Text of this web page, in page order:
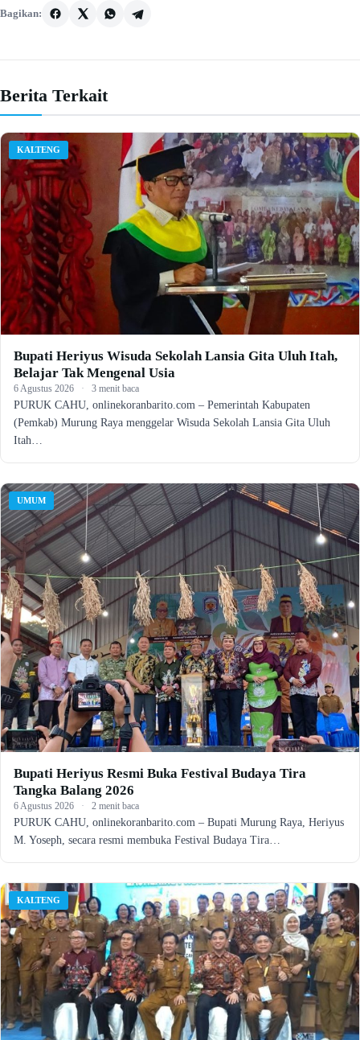
Bagikan:
Berita Terkait
KALTENG
Bupati Heriyus Wisuda Sekolah Lansia Gita Uluh Itah,
Belajar Tak Mengenal Usia
6 Agustus 2026 · 3 menit baca
PURUK CAHU, onlinekoranbarito.com – Pemerintah Kabupaten
(Pemkab) Murung Raya menggelar Wisuda Sekolah Lansia Gita Uluh
Itah…
UMUM
Bupati Heriyus Resmi Buka Festival Budaya Tira
Tangka Balang 2026
6 Agustus 2026 · 2 menit baca
PURUK CAHU, onlinekoranbarito.com – Bupati Murung Raya, Heriyus
M. Yoseph, secara resmi membuka Festival Budaya Tira…
KALTENG